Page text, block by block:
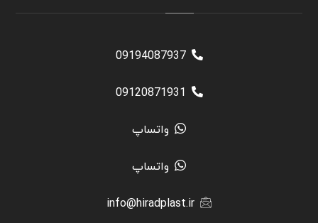
09194087937
09120871931
واتساپ
واتساپ
info@hiradplast.ir